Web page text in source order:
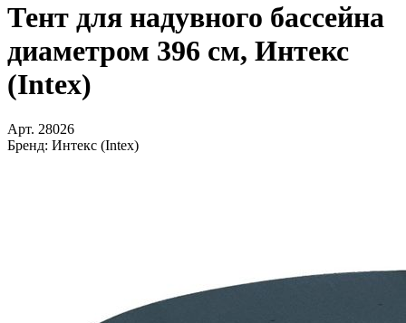
Тент для надувного бассейна
диаметром 396 см, Интекс
(Intex)
Арт. 28026
Бренд: Интекс (Intex)